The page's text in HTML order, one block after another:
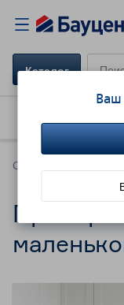
Каталог
Советы
Примеры